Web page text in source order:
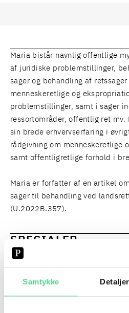
Samtykke Detaljer
Maria bistår navnlig offentlige
af juridiske problemstillinger,
sager og behandling af
menneskeretlige og
problemstillinger, samt i sager
ressortområder, offentlig ret mv.
sin brede erhvervserfaring i
rådgivning om menneskeretlige
samt offentligretlige forhold i
Maria er forfatter af en artikel
sager til behandling ved
(U.2022B.357).
SPECIALER